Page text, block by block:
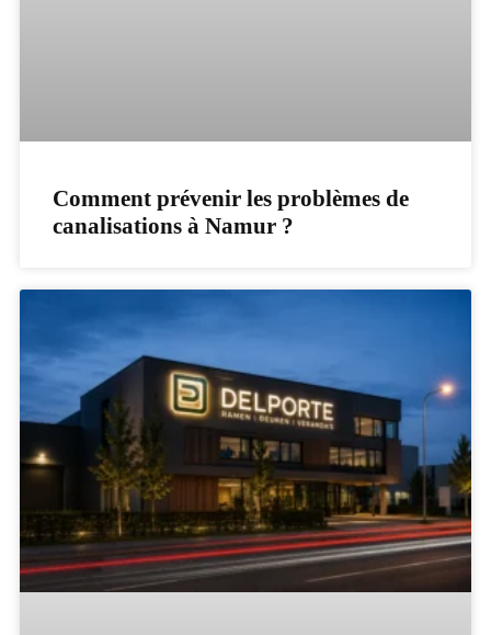
Comment prévenir les problèmes de
canalisations à Namur ?